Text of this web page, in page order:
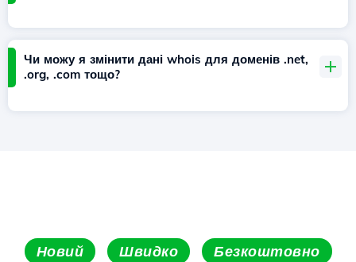
Чи можу я змінити дані whois для доменів .net,
.org, .com тощо?
Новий Швидко Безкоштовно